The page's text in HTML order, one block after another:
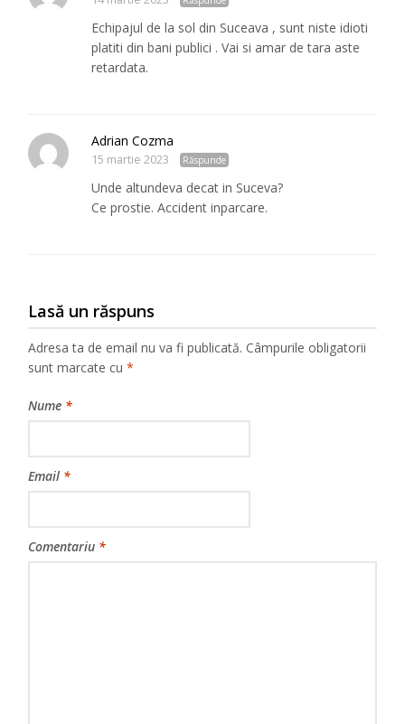
Echipajul de la sol din Suceava , sunt niste idioti
platiti din bani publici . Vai si amar de tara aste
retardata.
Adrian Cozma
15 martie 2023 Răspunde
Unde altundeva decat in Suceva?
Ce prostie. Accident inparcare.
Lasă un răspuns
Adresa ta de email nu va fi publicată. Câmpurile obligatorii
sunt marcate cu*
Nume *
Email *
Comentariu *